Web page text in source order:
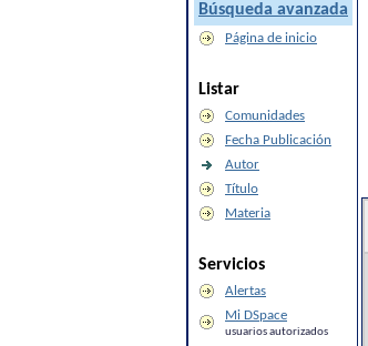
Búsqueda avanzada
Página de inicio
Listar
Comunidades
Fecha Publicación
Autor
Título
Materia
Servicios
Alertas
Mi DSpace
usuarios autorizados